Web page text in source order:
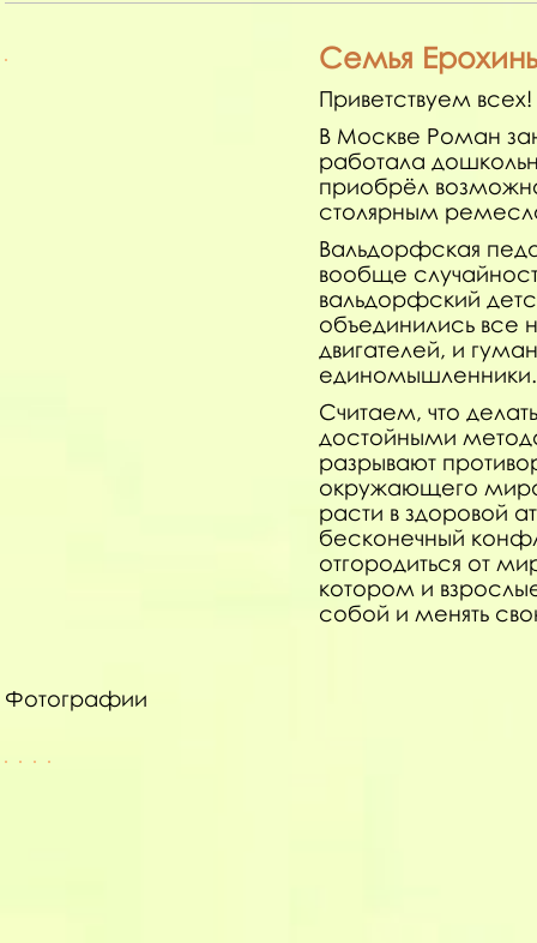
Семья
Приветствуем
В Москве Роман
работала
приобрёл
столярным
Вальдорфская
вообще
вальдорфский
объединились все
двигателей, и
единомышленники.
Считаем, что
достойными
разрывают
окружающего
расти в здоровой
бесконечный
отгородиться от
котором и
собой и менять
Фотографии